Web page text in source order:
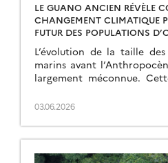
LE GUANO ANCIEN RÉVÈLE
CHANGEMENT CLIMATIQUE
FUTUR DES POPULATIONS
L’évolution de la taille des
marins avant
largement méconnue.
capacité à prédire les
03.06.2026